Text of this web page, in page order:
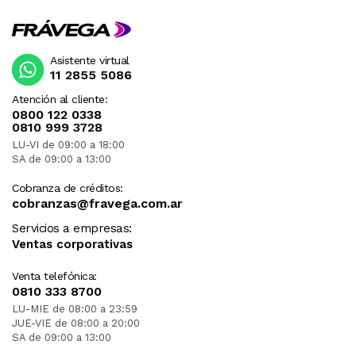
Atención al cliente:
0800 122 0338
0810 999 3728
LU-VI de 09:00 a 18:00
SA de 09:00 a 13:00
Cobranza de créditos:
cobranzas@fravega.com.ar
Servicios a empresas:
Ventas corporativas
Venta telefónica:
0810 333 8700
LU-MIE de 08:00 a 23:59
JUE-VIE de 08:00 a 20:00
SA de 09:00 a 13:00
Asistente virtual
11 2855 5086